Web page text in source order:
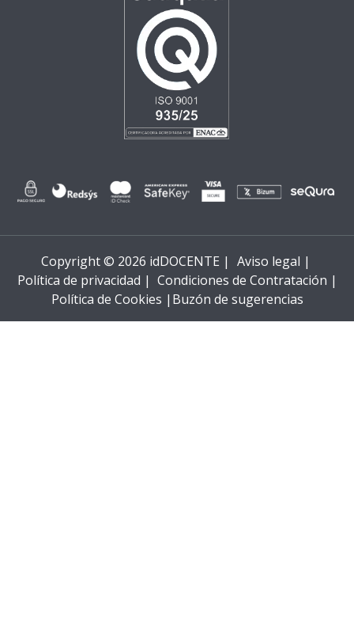
Copyright © 2026 idDOCENTE | Aviso legal |
Política de privacidad | Condiciones de Contratación |
Política de Cookies | Buzón de sugerencias